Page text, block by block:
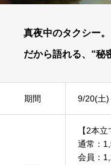
真夜中のタクシー
だから語れる、“秘
期間 9/20(土)
【2本
通常：
会員：